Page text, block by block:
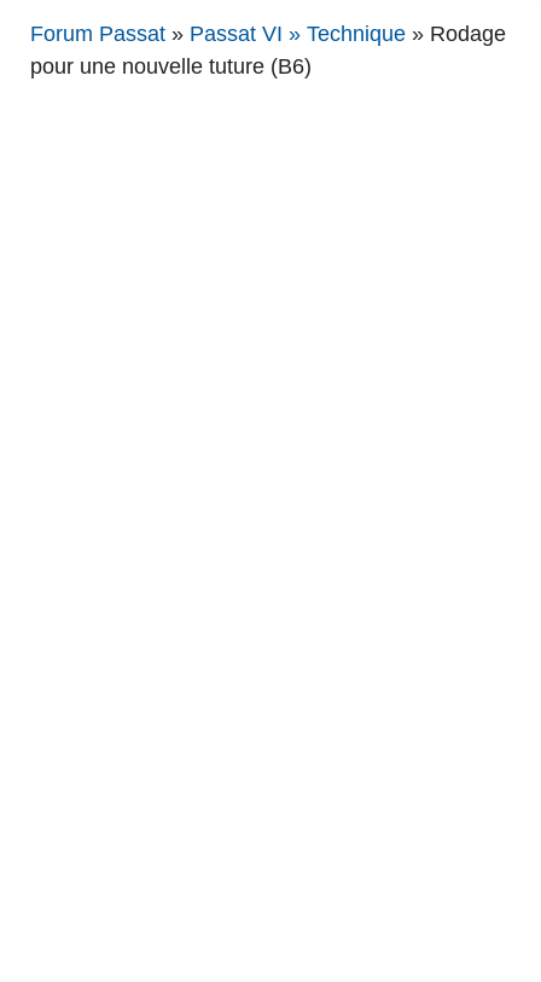
Forum Passat » Passat VI » Technique » Rodage
pour une nouvelle tuture (B6)